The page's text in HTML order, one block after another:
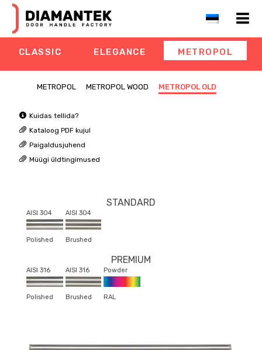
CLASSIC ELEGANCE METROPOL
Kuidas tellida?
Kataloog PDF kujul
Paigaldusjuhend
Müügi üldtingimused
METROPOL METROPOL WOOD METROPOL OLD
STANDARD
AISI 304
Polished
AISI 304
Brushed
PREMIUM
AISI 316
Polished
AISI 316
Brushed
Powder
RAL